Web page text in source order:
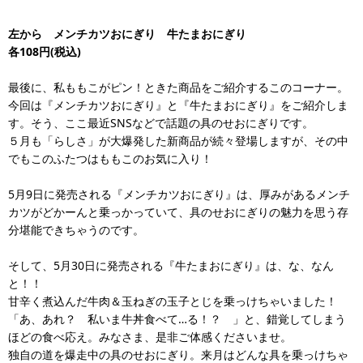
左から メンチカツおにぎり 牛たまおにぎり
各108円(税込)
最後に、私ももこがピン！ときた商品をご紹介するこのコーナー。
今回は『メンチカツおにぎり』と『牛たまおにぎり』をご紹介しま
す。そう、ここ最近SNSなどで話題の具のせおにぎりです。
５月も「らしさ」が大爆発した新商品が続々登場しますが、その中
でもこのふたつはももこのお気に入り！
5月9日に発売される『メンチカツおにぎり』は、厚みがあるメンチ
カツがどかーんと乗っかっていて、具のせおにぎりの魅力を思う存
分堪能できちゃうのです。
そして、5月30日に発売される『牛たまおにぎり』は、な、なん
と！！
甘辛く煮込んだ牛肉＆玉ねぎの玉子とじを乗っけちゃいました！
「あ、あれ？ 私いま牛丼食べて…る！？ 」と、錯覚してしまう
ほどの食べ応え。みなさま、是非ご体感くださいませ。
独自の道を爆走中の具のせおにぎり。来月はどんな具を乗っけちゃ